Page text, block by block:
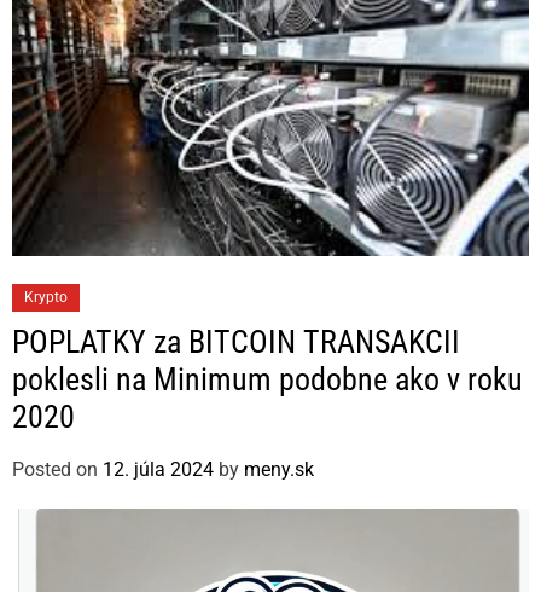
s
a
t
e
g
r
Krypto
POPLATKY za BITCOIN TRANSAKCII
poklesli na Minimum podobne ako v roku
2020
Posted on 12. júla 2024 by meny.sk